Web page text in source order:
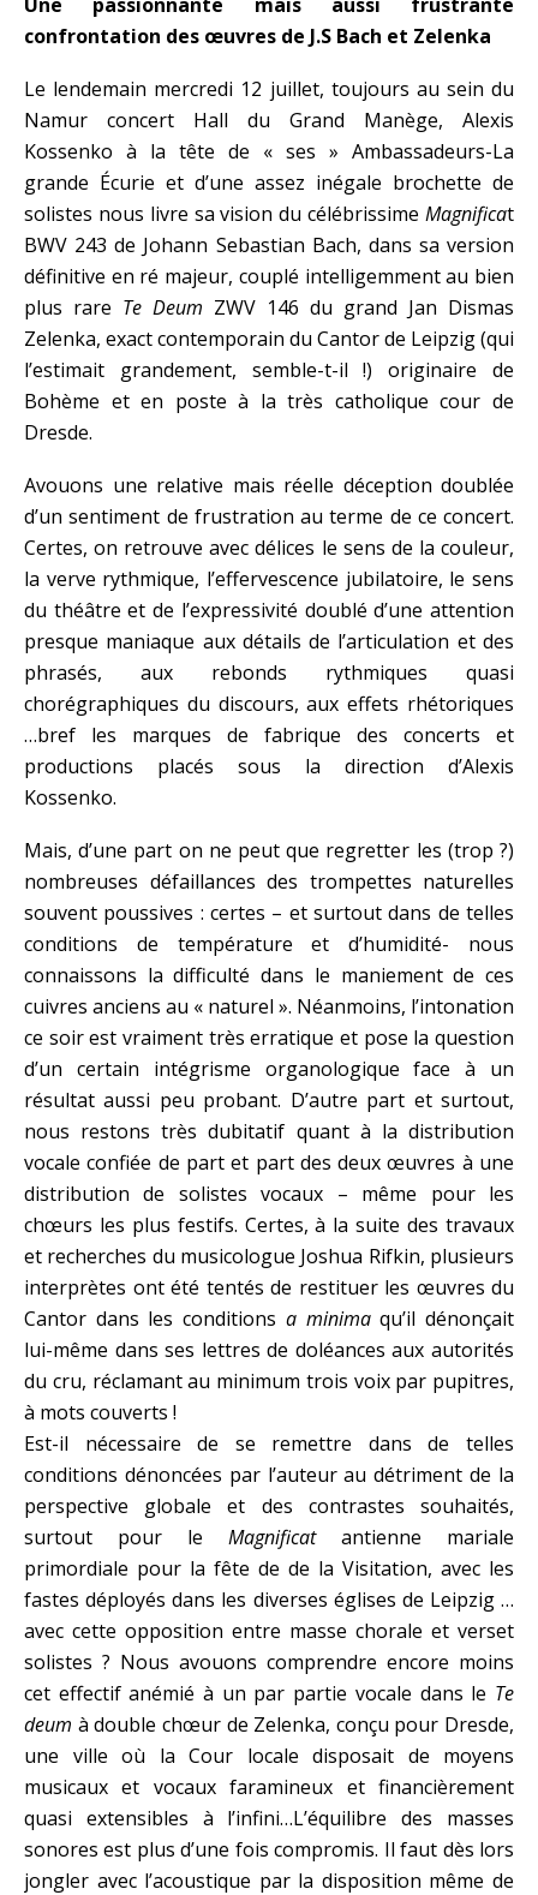
confrontation des œuvres de J.S Bach et Zelenka
Le lendemain mercredi 12 juillet, toujours au sein du
Namur concert Hall du Grand Manège, Alexis
Kossenko à la tête de « ses » Ambassadeurs-La
grande Écurie et d’une assez inégale brochette de
solistes nous livre sa vision du célébrissime Magnificat
BWV 243 de Johann Sebastian Bach, dans sa version
définitive en ré majeur, couplé intelligemment au bien
plus rare Te Deum ZWV 146 du grand Jan Dismas
Zelenka, exact contemporain du Cantor de Leipzig (qui
l’estimait grandement, semble-t-il !) originaire de
Bohème et en poste à la très catholique cour de
Dresde.
Avouons une relative mais réelle déception doublée
d’un sentiment de frustration au terme de ce concert.
Certes, on retrouve avec délices le sens de la couleur,
la verve rythmique, l’effervescence jubilatoire, le sens
du théâtre et de l’expressivité doublé d’une attention
presque maniaque aux détails de l’articulation et des
phrasés, aux rebonds rythmiques quasi
chorégraphiques du discours, aux effets rhétoriques
…bref les marques de fabrique des concerts et
productions placés sous la direction d’Alexis
Kossenko.
Mais, d’une part on ne peut que regretter les (trop ?)
nombreuses défaillances des trompettes naturelles
souvent poussives : certes – et surtout dans de telles
conditions de température et d’humidité- nous
connaissons la difficulté dans le maniement de ces
cuivres anciens au « naturel ». Néanmoins, l’intonation
ce soir est vraiment très erratique et pose la question
d’un certain intégrisme organologique face à un
résultat aussi peu probant. D’autre part et surtout,
nous restons très dubitatif quant à la distribution
vocale confiée de part et part des deux œuvres à une
distribution de solistes vocaux – même pour les
chœurs les plus festifs. Certes, à la suite des travaux
et recherches du musicologue Joshua Rifkin, plusieurs
interprètes ont été tentés de restituer les œuvres du
Cantor dans les conditions a minimaqu’il dénonçait
lui-même dans ses lettres de doléances aux autorités
du cru, réclamant au minimum trois voix par pupitres,
à mots couverts !
Est-il nécessaire de se remettre dans de telles
conditions dénoncées par l’auteur au détriment de la
perspective globale et des contrastes souhaités,
surtout pour le Magnificatantienne mariale
primordiale pour la fête de de la Visitation, avec les
fastes déployés dans les diverses églises de Leipzig …
avec cette opposition entre masse chorale et verset
solistes ? Nous avouons comprendre encore moins
cet effectif anémié à un par partie vocale dans le Te
deum à double chœur de Zelenka, conçu pour Dresde,
une ville où la Cour locale disposait de moyens
musicaux et vocaux faramineux et financièrement
quasi extensibles à l’infini…L’équilibre des masses
sonores est plus d’une fois compromis. Il faut dès lors
jongler avec l’acoustique par la disposition même de